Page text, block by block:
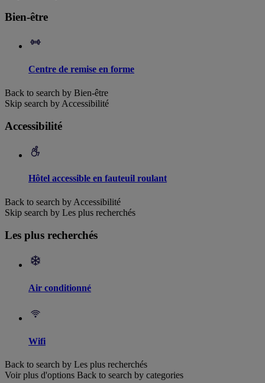
Bien-être
Centre de remise en forme
Back to search by Bien-être
Skip search by Accessibilité
Accessibilité
Hôtel accessible en fauteuil roulant
Back to search by Accessibilité
Skip search by Les plus recherchés
Les plus recherchés
Air conditionné
Wifi
Back to search by Les plus recherchés
Voir plus d'options Back to search by categories